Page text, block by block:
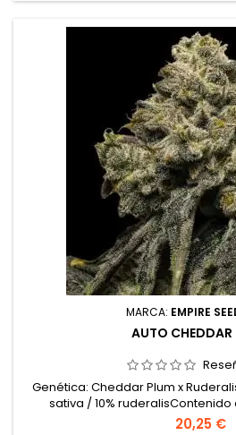
MARCA: EMPIRE
AUTO CHEDDAR
Genética: Cheddar Plum x
sativa / 10% ruderalisContenido
completo: 9-10 semanas desde
20,25 €